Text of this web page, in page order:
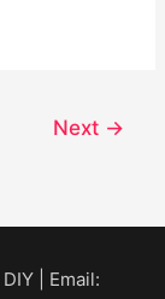
Next →
DIY| Email: